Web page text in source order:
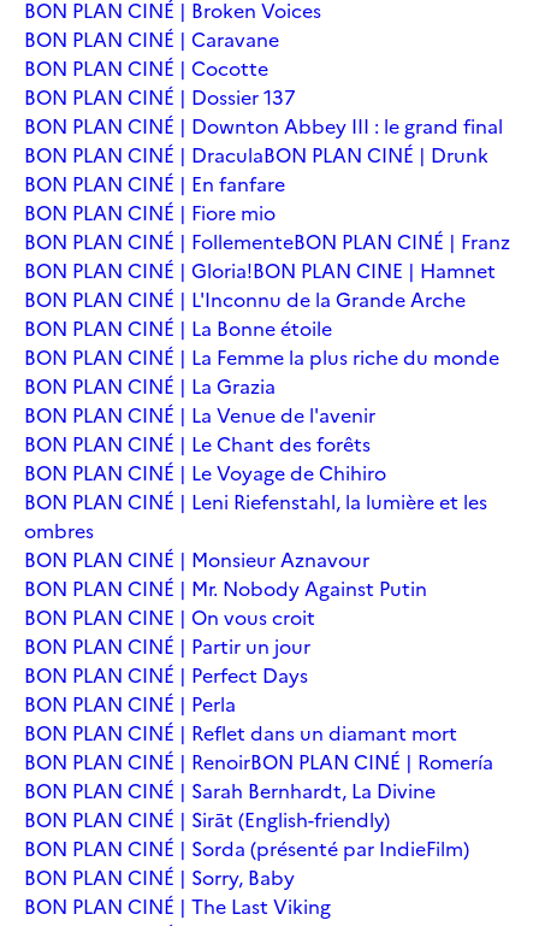
BON PLAN CINÉ | Broken Voices
BON PLAN CINÉ | Caravane
BON PLAN CINÉ | Cocotte
BON PLAN CINÉ | Dossier 137
BON PLAN CINÉ | Downton Abbey III : le grand final
BON PLAN CINÉ | DraculaBON PLAN CINÉ | Drunk
BON PLAN CINÉ | En fanfare
BON PLAN CINÉ | Fiore mio
BON PLAN CINÉ | FollementeBON PLAN CINÉ | Franz
BON PLAN CINÉ | Gloria!BON PLAN CINE | Hamnet
BON PLAN CINÉ | L'Inconnu de la Grande Arche
BON PLAN CINÉ | La Bonne étoile
BON PLAN CINÉ | La Femme la plus riche du monde
BON PLAN CINÉ | La Grazia
BON PLAN CINÉ | La Venue de l'avenir
BON PLAN CINÉ | Le Chant des forêts
BON PLAN CINÉ | Le Voyage de Chihiro
BON PLAN CINÉ | Leni Riefenstahl, la lumière et les
ombres
BON PLAN CINÉ | Monsieur Aznavour
BON PLAN CINÉ | Mr. Nobody Against Putin
BON PLAN CINE | On vous croit
BON PLAN CINÉ | Partir un jour
BON PLAN CINÉ | Perfect Days
BON PLAN CINÉ | Perla
BON PLAN CINÉ | Reflet dans un diamant mort
BON PLAN CINÉ | RenoirBON PLAN CINÉ | Romería
BON PLAN CINÉ | Sarah Bernhardt, La Divine
BON PLAN CINÉ | Sirāt (English-friendly)
BON PLAN CINÉ | Sorda (présenté par IndieFilm)
BON PLAN CINÉ | Sorry, Baby
BON PLAN CINÉ | The Last Viking